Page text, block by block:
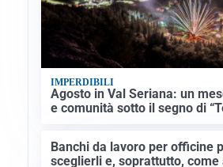
IMPERDIBILI
Agosto in Val Seriana: un
e comunità sotto il segno di
Banchi da lavoro per officine
sceglierli e, soprattutto,